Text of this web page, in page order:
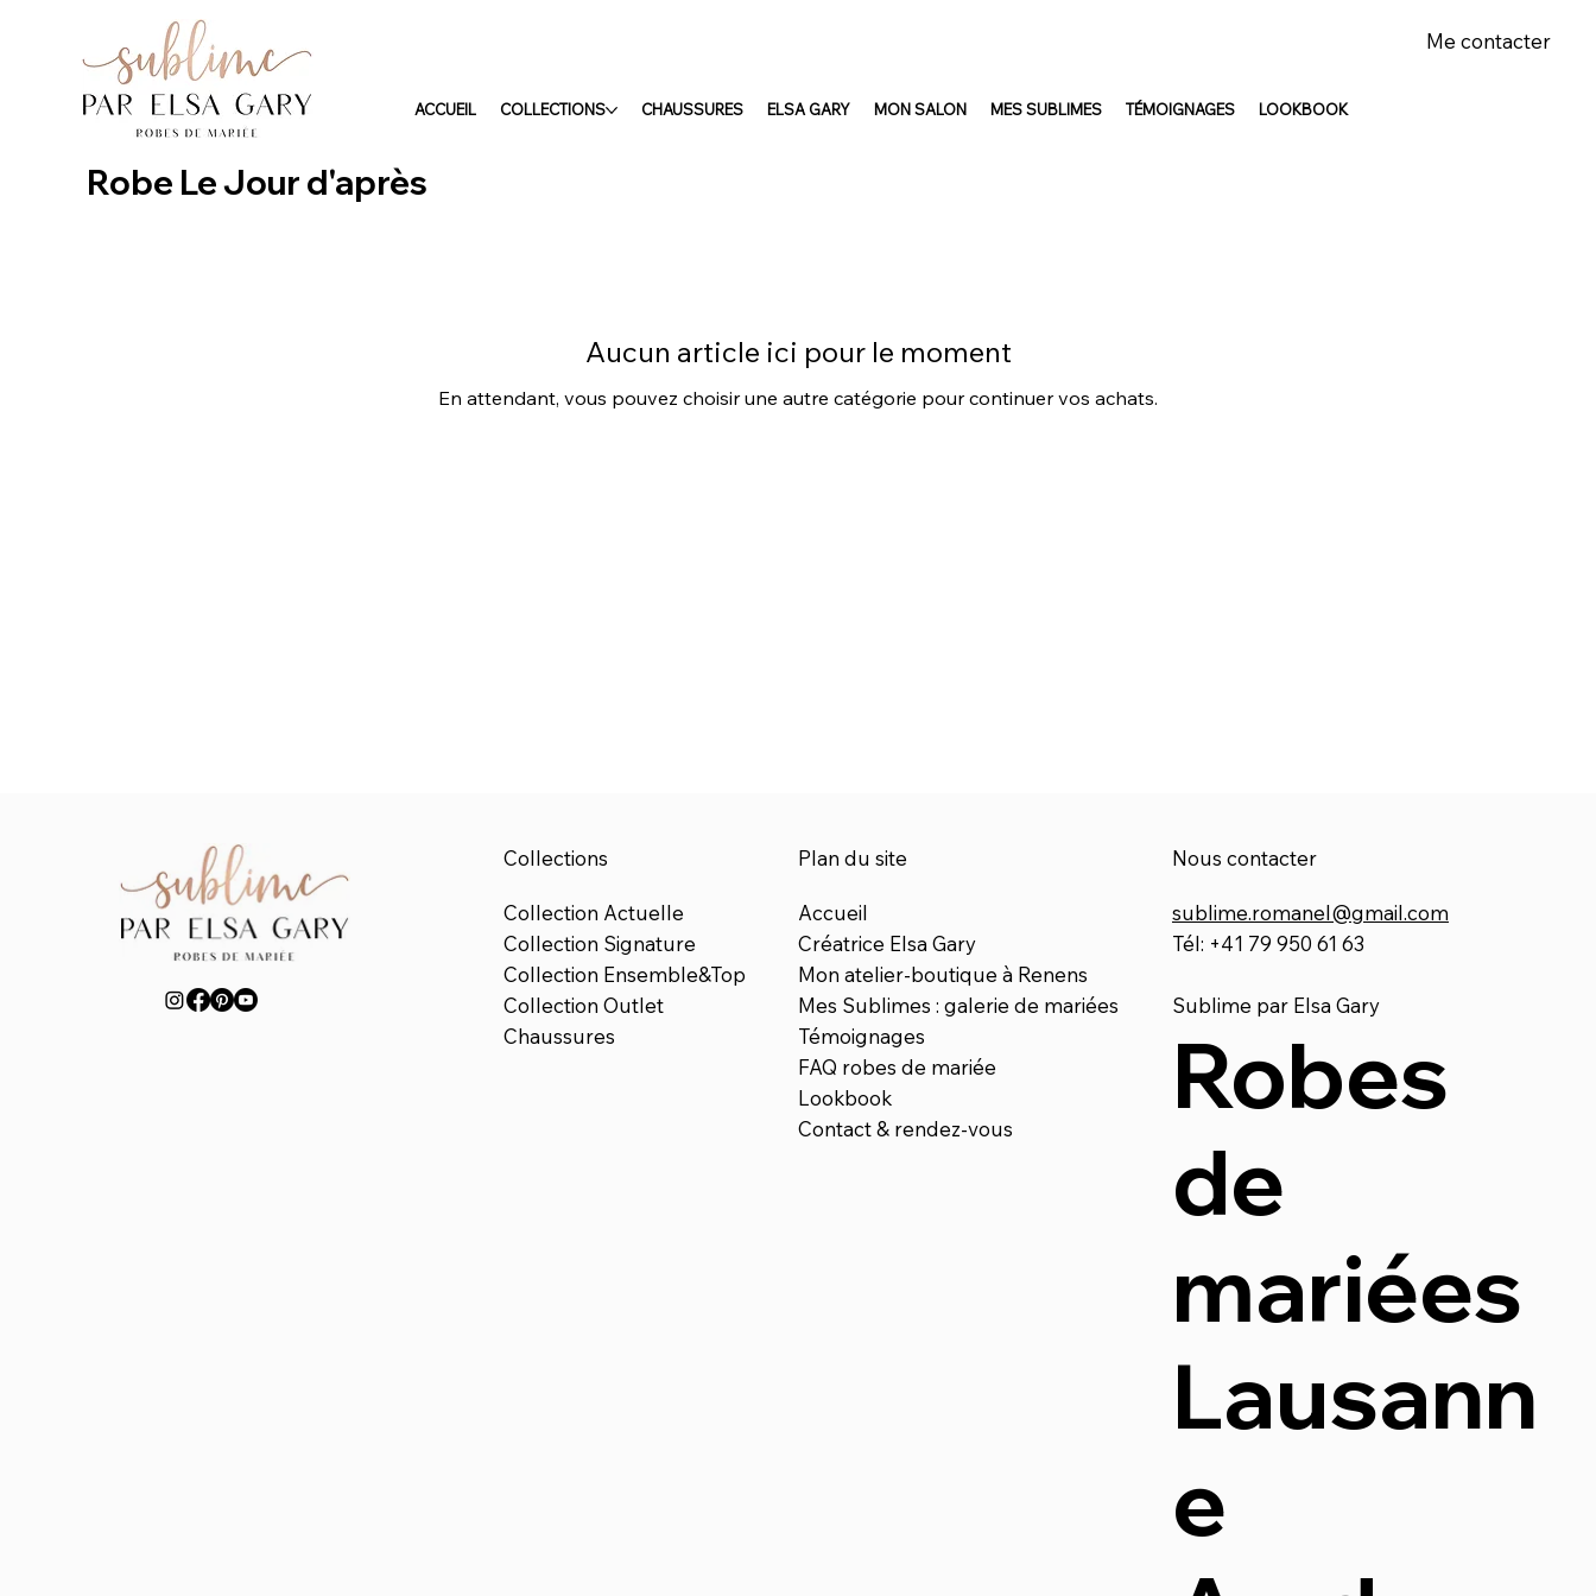
Me contacter
ACCUEIL COLLECTIONS CHAUSSURES ELSA GARY MON SALON MES SUBLIMES TÉMOIGNAGES LOOKBOOK
Robe Le Jour d'après
Aucun article ici pour le moment
En attendant, vous pouvez choisir une autre catégorie pour continuer vos achats.
Collections
Collection Actuelle
Collection Signature
Collection Ensemble&Top
Collection Outlet
Chaussures
Plan du site
Accueil
Créatrice Elsa Gary
Mon atelier-boutique à Renens
Mes Sublimes : galerie de mariées
Témoignages
FAQ robes de mariée
Lookbook
Contact & rendez-vous
Nous contacter
sublime.romanel@gmail.com
Tél: +41 79 950 61 63
Sublime par Elsa Gary
Robes
de
mariées
Lausann
e